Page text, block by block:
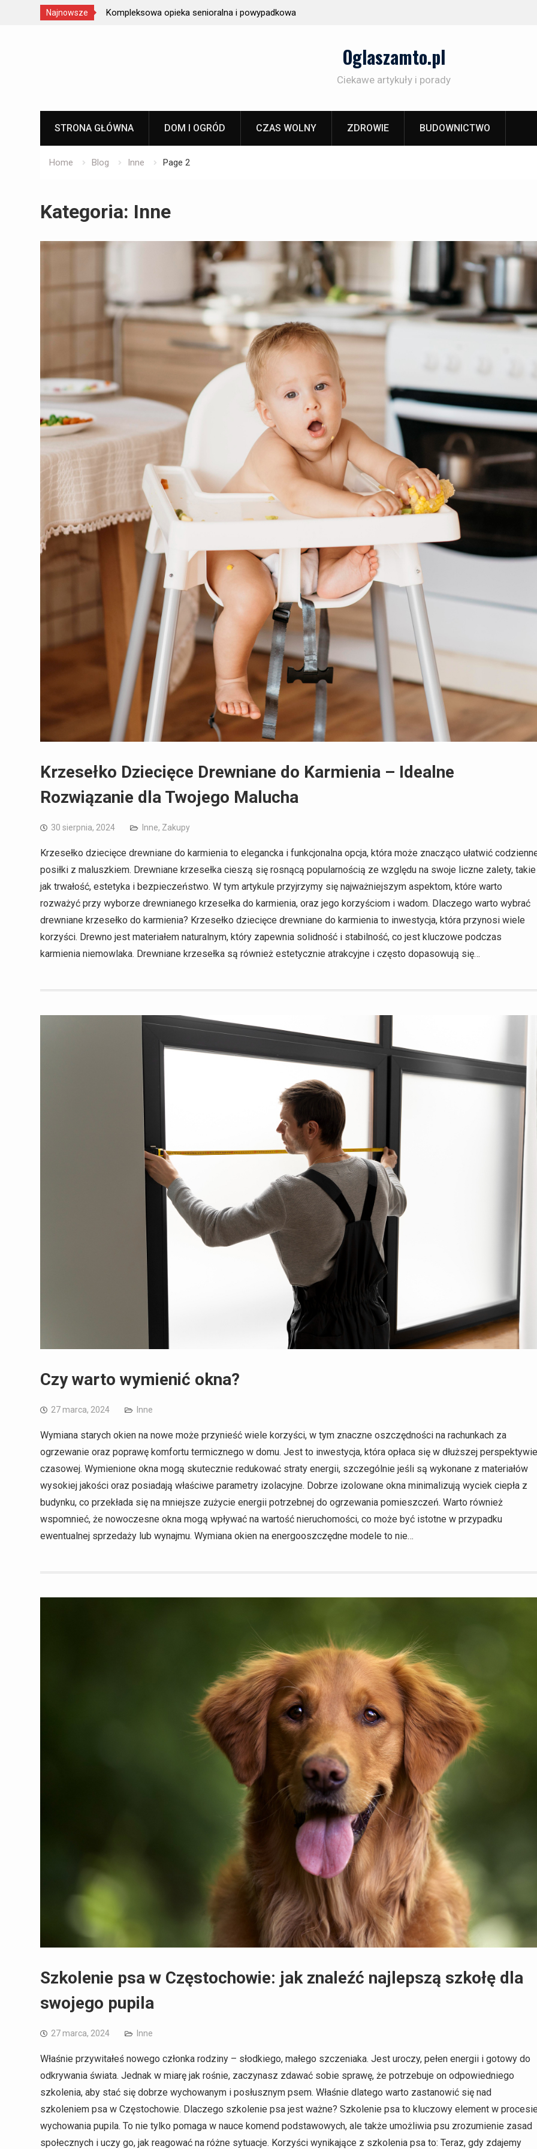
Najnowsze
opieka senioralna i powypadkowa
Forma ma znaczenie: dlaczego szkło decyduje o
Oglaszamto.pl
Ciekawe artykuły i porady
STRONA GŁÓWNA DOM I OGRÓD CZAS WOLNY ZDROWIE BUDOWNICTWO
Home Blog Inne Page 2
Kategoria: Inne
Krzesełko Dziecięce Drewniane do Karmienia – Idealne
Rozwiązanie dla Twojego Malucha
30 sierpnia, 2024 Inne, Zakupy
Krzesełko dziecięce drewniane do karmienia to elegancka i funkcjonalna opcja, która może znacząco ułatwić
posiłki z maluszkiem. Drewniane krzesełka cieszą się rosnącą popularnością ze względu na swoje liczne zalety, takie
jak trwałość, estetyka i bezpieczeństwo. W tym artykule przyjrzymy się najważniejszym aspektom, które warto
rozważyć przy wyborze drewnianego krzesełka do karmienia, oraz jego korzyściom i wadom. Dlaczego warto wybrać
drewniane krzesełko do karmienia? Krzesełko dziecięce drewniane do karmienia to inwestycja, która przynosi wiele
korzyści. Drewno jest materiałem naturalnym, który zapewnia solidność i stabilność, co jest kluczowe podczas
karmienia niemowlaka. Drewniane krzesełka są również estetycznie atrakcyjne i często dopasowują się…
Czy warto wymienić okna?
27 marca, 2024 Inne
Wymiana starych okien na nowe może przynieść wiele korzyści, w tym znaczne oszczędności na rachunkach za
ogrzewanie oraz poprawę komfortu termicznego w domu. Jest to inwestycja, która opłaca się w dłuższej perspektywie
czasowej. Wymienione okna mogą skutecznie redukować straty energii, szczególnie jeśli są wykonane z materiałów
wysokiej jakości oraz posiadają właściwe parametry izolacyjne. Dobrze izolowane okna minimalizują wyciek ciepła z
budynku, co przekłada się na mniejsze zużycie energii potrzebnej do ogrzewania pomieszczeń. Warto również
wspomnieć, że nowoczesne okna mogą wpływać na wartość nieruchomości, co może być istotne w przypadku
ewentualnej sprzedaży lub wynajmu. Wymiana okien na energooszczędne modele to nie…
Szkolenie psa w Częstochowie: jak znaleźć najlepszą szkołę dla
swojego pupila
27 marca, 2024 Inne
Właśnie przywitałeś nowego członka rodziny – słodkiego, małego szczeniaka. Jest uroczy, pełen energii i gotowy do
odkrywania świata. Jednak w miarę jak rośnie, zaczynasz zdawać sobie sprawę, że potrzebuje on odpowiedniego
szkolenia, aby stać się dobrze wychowanym i posłusznym psem. Właśnie dlatego warto zastanowić się nad
szkoleniem psa w Częstochowie. Dlaczego szkolenie psa jest ważne? Szkolenie psa to kluczowy element w
wychowania pupila. To nie tylko pomaga w nauce komend podstawowych, ale także umożliwia psu zrozumienie zasad
społecznych i uczy go, jak reagować na różne sytuacje. Korzyści wynikające z szkolenia psa to: Teraz, gdy zdajemy